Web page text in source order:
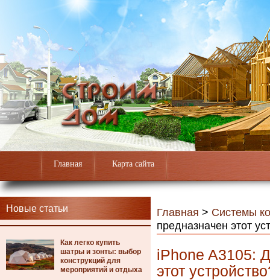
Главная Карта сайта
Новые статьи
Как легко купить
шатры и зонты: выбор
конструкций для
мероприятий и отдыха
Главная > Системы
предназначен этот
iPhone A3105:
этот